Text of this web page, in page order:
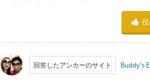
回答したアンカーのサイト Buddy's